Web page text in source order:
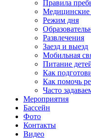
Правила
Медицинские
Режим дня
Развлечения
Заезд и выезд
Мобильная
Питание
Как
Как помочь
Часто
Мероприятия
Бассейн
Фото
Контакты
Видео